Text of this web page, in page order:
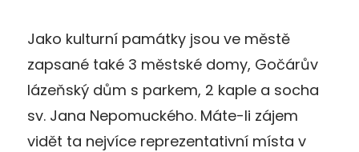
Jako kulturní památky jsou ve městě
zapsané také 3 městské domy, Gočárův
lázeňský dům s parkem, 2 kaple a socha
sv. Jana Nepomuckého. Máte-li zájem
vidět ta nejvíce reprezentativní místa v